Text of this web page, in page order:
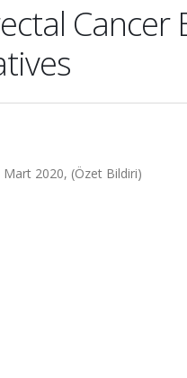
Cancer
2020, (Özet Bildiri)